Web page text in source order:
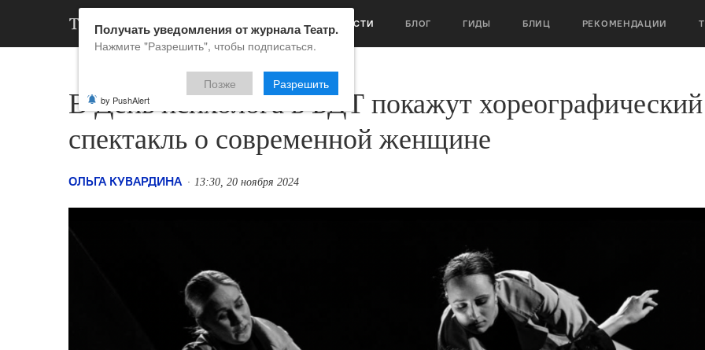
НОВОСТИ БЛОГ ГИДЫ БЛИЦ РЕКОМЕНДАЦИИ
В День психолога в БДТ покажут хореографический
спектакль о современной женщине
ОЛЬГА КУВАРДИНА 13:30, 20 ноября 2024
Получать уведомления от журнала Театр.
Нажмите "Разрешить", чтобы подписаться.
Позже Разрешить
by PushAlert